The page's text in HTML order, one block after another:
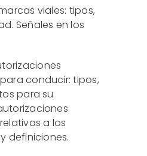
viales: tipos,
Señales en los
conducir: tipos,
para su
a los
definiciones.